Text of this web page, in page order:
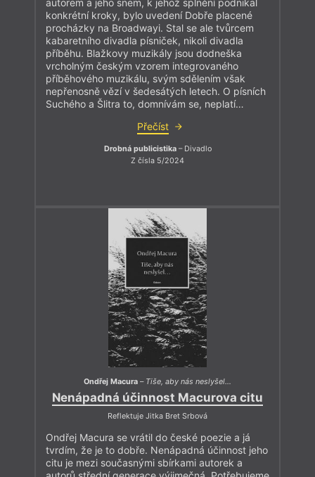
konkrétní kroky, bylo uvedení Dobře placené
procházky na Broadwayi. Stal se ale tvůrcem
kabaretního divadla písniček, nikoli divadla
příběhu. Blažkovy muzikály jsou dodneška
vrcholným českým vzorem integrovaného
příběhového muzikálu, svým sdělením však
nepřenosně vězí v šedesátých letech. O písních
Suchého a Šlitra to, domnívám se, neplatí…
Přečíst
Drobná publicistika– Divadlo
Z čísla 5/2024
Ondřej Macura – Tiše, aby nás neslyšel…
Nenápadná účinnost Macurova citu
Reflektuje Jitka Bret Srbová
Ondřej Macura se vrátil do české poezie a já
tvrdím, že je to dobře. Nenápadná účinnost jeho
citu je mezi současnými sbírkami autorek a